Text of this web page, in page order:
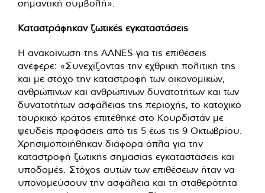
σημαντική συμβολή».
Καταστράφηκαν ζωτικές εγκαταστάσεις
Η ανακοίνωση της AANES για τις επιθέσεις
ανέφερε: «Συνεχίζοντας την εχθρική πολιτική της
και με στόχο την καταστροφή των οικονομικών,
ανθρώπινων και ανθρώπινων δυνατοτήτων και των
δυνατοτήτων ασφάλειας της περιοχής, το κατοχικό
τουρκικό κράτος επιτέθηκε στο Κουρδιστάν με
ψευδείς προφάσεις από τις 5 έως τις 9 Οκτωβρίου.
Χρησιμοποιήθηκαν διάφορα όπλα για την
καταστροφή ζωτικής σημασίας εγκαταστάσεις και
υποδομές. Στόχος αυτών των επιθέσεων ήταν να
υπονομεύσουν την ασφάλεια και τη σταθερότητα